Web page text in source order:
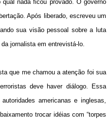
nada ficou provado. O governo
Após liberado, escreveu um
sua visão pessoal sobre a luta
jornalista em entrevistá-lo.
que me chamou a atenção foi sua
deve haver diálogo. Essa
americanas e inglesas,
trocar idéias com “torpes